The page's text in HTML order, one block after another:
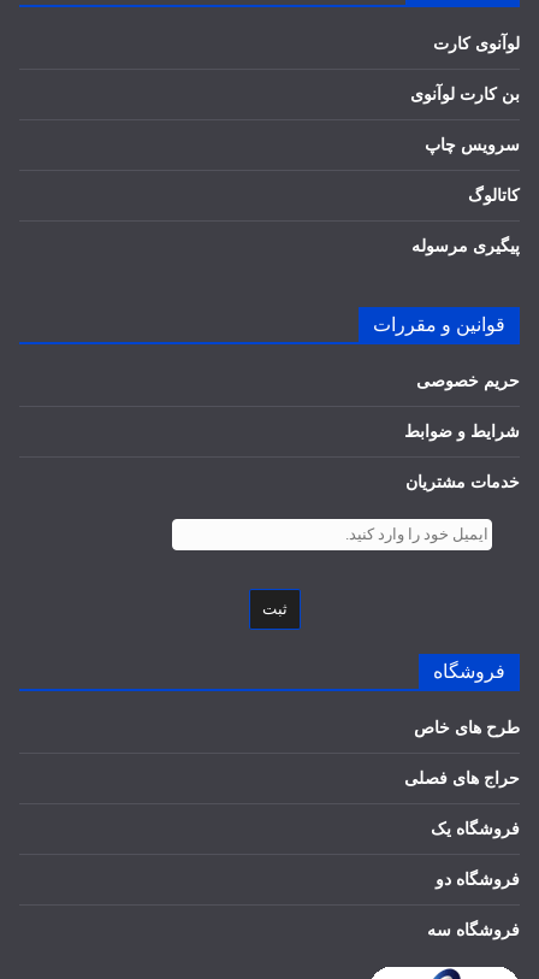
لوآنوی کارت
بن کارت لوآنوی
سرویس چاپ
کاتالوگ
پیگیری مرسوله
قوانین و مقررات
حریم خصوصی
شرایط و ضوابط
خدمات مشتریان
ثبت
فروشگاه
طرح های خاص
حراج های فصلی
فروشگاه یک
فروشگاه دو
فروشگاه سه